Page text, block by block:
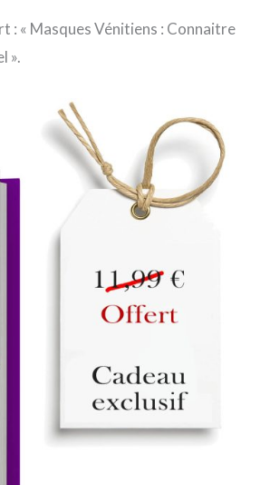
« Masques Vénitiens : Connaitre
».